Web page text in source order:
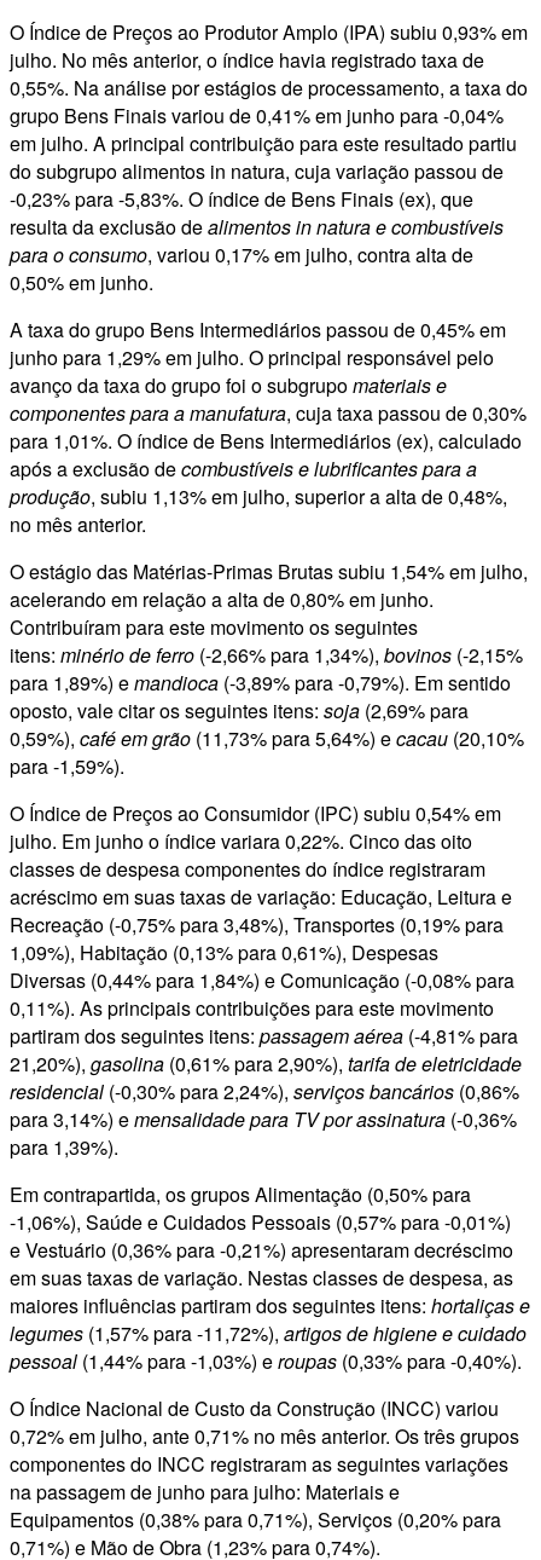
O Índice de Preços ao Produtor Amplo (IPA) subiu 0,93% em
julho. No mês anterior, o índice havia registrado taxa de
0,55%. Na análise por estágios de processamento, a taxa do
grupo Bens Finais variou de 0,41% em junho para -0,04%
em julho. A principal contribuição para este resultado partiu
do subgrupo alimentos in natura, cuja variação passou de
-0,23% para -5,83%. O índice de Bens Finais (ex), que
resulta da exclusão dealimentos in natura e combustíveis
para o consumo, variou 0,17% em julho, contra alta de
0,50% em junho.
A taxa do grupo Bens Intermediários passou de 0,45% em
junho para 1,29% em julho. O principal responsável pelo
avanço da taxa do grupo foi o subgrupomateriais e
componentes para a manufatura, cuja taxa passou de 0,30%
para 1,01%. O índice de Bens Intermediários (ex), calculado
após a exclusão decombustíveis e lubrificantes para a
produção, subiu 1,13% em julho, superior a alta de 0,48%,
no mês anterior.
O estágio das Matérias-Primas Brutas subiu 1,54% em julho,
acelerando em relação a alta de 0,80% em junho.
Contribuíram para este movimento os seguintes
itens: minério de ferro (-2,66% para 1,34%), bovinos (-2,15%
para 1,89%) emandioca (-3,89% para -0,79%). Em sentido
oposto, vale citar os seguintes itens: soja (2,69% para
0,59%), café em grão (11,73% para 5,64%) ecacau (20,10%
para -1,59%).
O Índice de Preços ao Consumidor (IPC) subiu 0,54% em
julho. Em junho o índice variara 0,22%. Cinco das oito
classes de despesa componentes do índice registraram
acréscimo em suas taxas de variação: Educação, Leitura e
Recreação (-0,75% para 3,48%), Transportes (0,19% para
1,09%), Habitação (0,13% para 0,61%), Despesas
Diversas (0,44% para 1,84%) e Comunicação (-0,08% para
0,11%). As principais contribuições para este movimento
partiram dos seguintes itens: passagem aérea (-4,81% para
21,20%), gasolina (0,61% para 2,90%), tarifa de eletricidade
residencial (-0,30% para 2,24%), serviços bancários (0,86%
para 3,14%) emensalidade para TV por assinatura (-0,36%
para 1,39%).
Em contrapartida, os grupos Alimentação (0,50% para
-1,06%), Saúde e Cuidados Pessoais (0,57% para -0,01%)
e Vestuário (0,36% para -0,21%) apresentaram decréscimo
em suas taxas de variação. Nestas classes de despesa, as
maiores influências partiram dos seguintes itens: hortaliças e
legumes (1,57% para -11,72%), artigos de higiene e cuidado
pessoal (1,44% para -1,03%) eroupas (0,33% para -0,40%).
O Índice Nacional de Custo da Construção (INCC) variou
0,72% em julho, ante 0,71% no mês anterior. Os três grupos
componentes do INCC registraram as seguintes variações
na passagem de junho para julho: Materiais e
Equipamentos (0,38% para 0,71%), Serviços (0,20% para
0,71%) e Mão de Obra (1,23% para 0,74%).